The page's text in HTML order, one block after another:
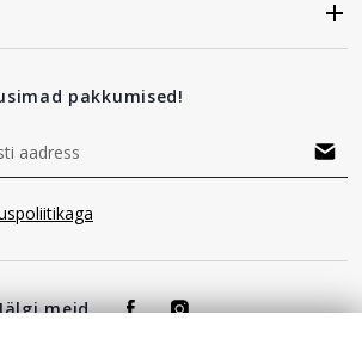
pakkumised!
meid